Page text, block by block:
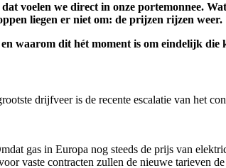
voelen we direct in onze portemonnee.
liegen er niet om: de prijzen rijzen weer.
waarom dit hét moment is om eindelijk
drijfveer is de recente escalatie van het
gas in Europa nog steeds de prijs van
vaste contracten zullen de nieuwe tarieven